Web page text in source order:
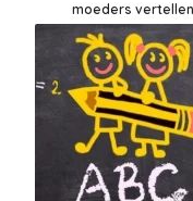
moeders vertellen